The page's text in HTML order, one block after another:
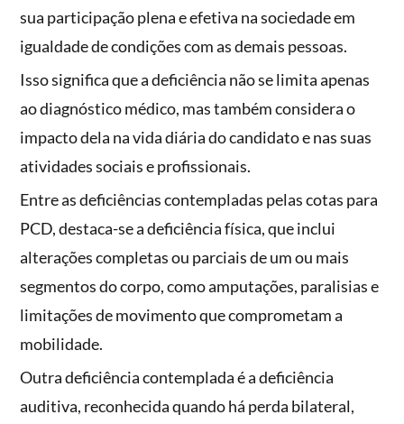
sua participação plena e efetiva na sociedade em
igualdade de condições com as demais pessoas.
Isso significa que a deficiência não se limita apenas
ao diagnóstico médico, mas também considera o
impacto dela na vida diária do candidato e nas suas
atividades sociais e profissionais.
Entre as deficiências contempladas pelas cotas para
PCD, destaca-se a deficiência física, que inclui
alterações completas ou parciais de um ou mais
segmentos do corpo, como amputações, paralisias e
limitações de movimento que comprometam a
mobilidade.
Outra deficiência contemplada é a deficiência
auditiva, reconhecida quando há perda bilateral,